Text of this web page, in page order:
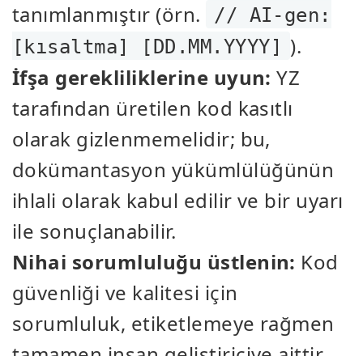
tanımlanmıştır (örn.
// AI-gen:
[kısaltma] [DD.MM.YYYY]
).
İfşa gerekliliklerine uyun: YZ
tarafından üretilen kod kasıtlı
olarak gizlenmemelidir; bu,
dokümantasyon yükümlülüğünün
ihlali olarak kabul edilir ve bir uyarı
ile sonuçlanabilir.
Nihai sorumluluğu üstlenin: Kod
güvenliği ve kalitesi için
sorumluluk, etiketlemeye rağmen